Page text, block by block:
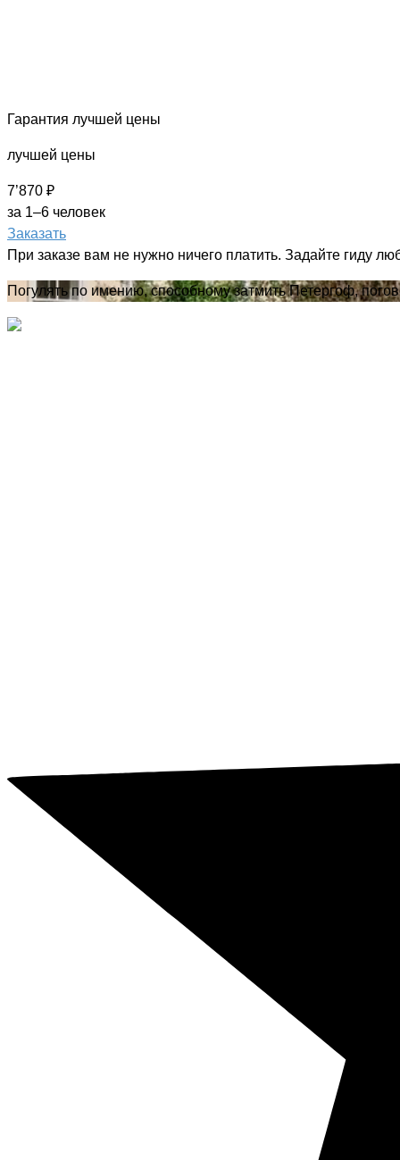
Гарантия лучшей цены
лучшей цены
7’870 ₽
за 1–6 человек
Заказать
При заказе вам не нужно ничего платить. Задайте гиду
Погулять по имению, способному затмить Петергоф,